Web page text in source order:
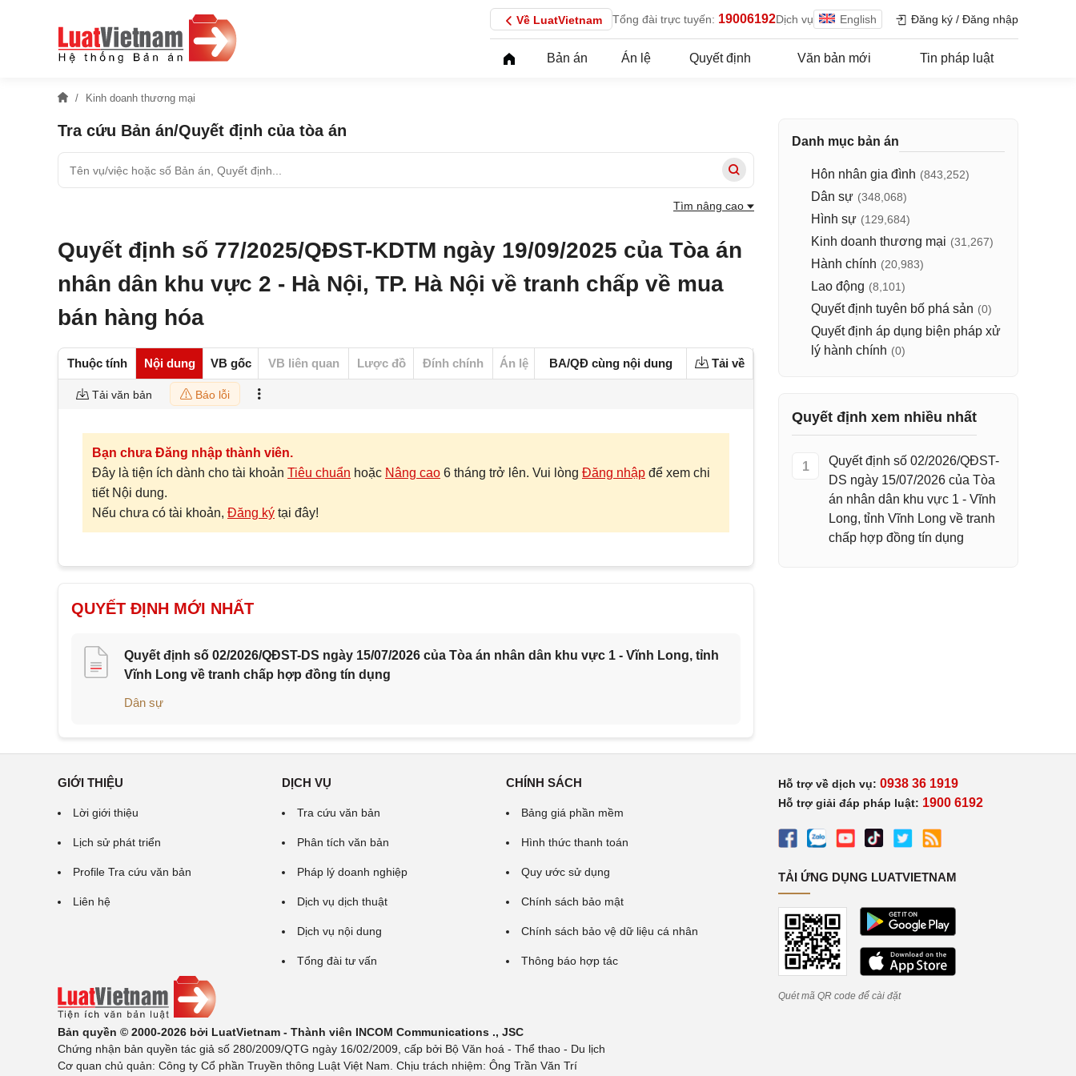
Về LuatVietnam Tổng đài trực tuyến: 19006192Dịch vụ English Đăng ký / Đăng nhập
Bản án Án lệ Quyết định Văn bản mới Tin pháp luật
Kinh doanh thương mại
Tra cứu Bản án/Quyết định của tòa án
Tìm nâng cao
Quyết định số 77/2025/QĐST-KDTM ngày 19/09/2025 của Tòa án
nhân dân khu vực 2 - Hà Nội, TP. Hà Nội về tranh chấp về mua
bán hàng hóa
Thuộc tính Nội dung VB gốc VB liên quan Lược đồ Đính chính Án lệ BA/QĐ cùng nội dung Tải về
Tải văn bản Báo lỗi
Bạn chưa Đăng nhập thành viên.
Đây là tiện ích dành cho tài khoản Tiêu chuẩn hoặc Nâng cao 6 tháng trở lên. Vui lòng Đăng nhập để xem chi
tiết Nội dung.
Nếu chưa có tài khoản, Đăng ký tại đây!
QUYẾT ĐỊNH MỚI NHẤT
Quyết định số 02/2026/QĐST-DS ngày 15/07/2026 của Tòa án nhân dân khu vực 1 - Vĩnh Long, tỉnh
Vĩnh Long về tranh chấp hợp đồng tín dụng
Dân sự
Danh mục bản án
Hôn nhân gia đình (843,252)
Dân sự (348,068)
Hình sự (129,684)
Kinh doanh thương mại (31,267)
Hành chính (20,983)
Lao động (8,101)
Quyết định tuyên bố phá sản (0)
Quyết định áp dụng biện pháp xử
lý hành chính (0)
Quyết định xem nhiều nhất
1
Quyết định số 02/2026/QĐST-
DS ngày 15/07/2026 của Tòa
án nhân dân khu vực 1 - Vĩnh
Long, tỉnh Vĩnh Long về tranh
chấp hợp đồng tín dụng
GIỚI THIỆU
Lời giới thiệu
Lịch sử phát triển
Profile Tra cứu văn bản
Liên hệ
DỊCH VỤ
Tra cứu văn bản
Phân tích văn bản
Pháp lý doanh nghiệp
Dịch vụ dịch thuật
Dịch vụ nội dung
Tổng đài tư vấn
CHÍNH SÁCH
Bảng giá phần mềm
Hình thức thanh toán
Quy ước sử dụng
Chính sách bảo mật
Chính sách bảo vệ dữ liệu cá nhân
Thông báo hợp tác
Bản quyền © 2000-2026 bởi LuatVietnam - Thành viên INCOM Communications ., JSC
Chứng nhận bản quyền tác giả số 280/2009/QTG ngày 16/02/2009, cấp bởi Bộ Văn hoá - Thể thao - Du lịch
Cơ quan chủ quản: Công ty Cổ phần Truyền thông Luật Việt Nam. Chịu trách nhiệm: Ông Trần Văn Trí
Hỗ trợ về dịch vụ: 0938 36 1919
Hỗ trợ giải đáp pháp luật: 1900 6192
TẢI ỨNG DỤNG LUATVIETNAM
Quét mã QR code để cài đặt